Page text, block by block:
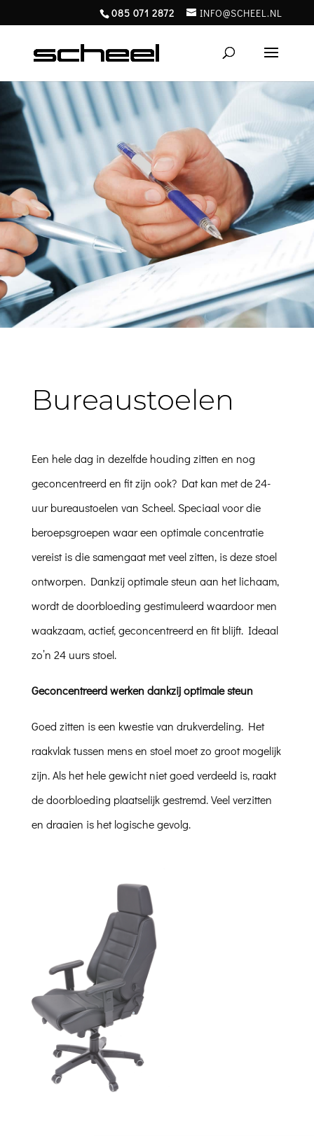
085 071 2872 INFO@SCHEEL.NL
Bureaustoelen
Een hele dag in dezelfde houding zitten en nog
geconcentreerd en fit zijn ook? Dat kan met de 24-
uur bureaustoelen van Scheel. Speciaal voor die
beroepsgroepen waar een optimale concentratie
vereist is die samengaat met veel zitten, is deze stoel
ontworpen. Dankzij optimale steun aan het lichaam,
wordt de doorbloeding gestimuleerd waardoor men
waakzaam, actief, geconcentreerd en fit blijft. Ideaal
zo’n 24 uurs stoel.
Geconcentreerdwerken dankzij optimale steun
Goed zitten is een kwestie van drukverdeling. Het
raakvlak tussen mens en stoel moet zo groot mogelijk
zijn. Als het hele gewicht niet goed verdeeld is, raakt
de doorbloeding plaatselijk gestremd. Veel verzitten
en draaien is het logische gevolg.